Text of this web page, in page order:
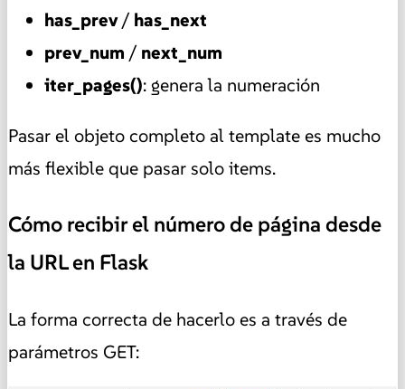
has_prev/ has_next
prev_num / next_num
iter_pages(): genera la numeración
Pasar el objeto completo al template es mucho
más flexible que pasar solo items.
Cómo recibir el número de página desde
la URL en Flask
La forma correcta de hacerlo es a través de
parámetros GET: